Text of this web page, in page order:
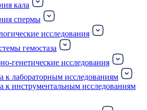
кала
спермы
исследования
гемостаза
генетические исследования
к лабораторным исследованиям
к инструментальным исследованиям